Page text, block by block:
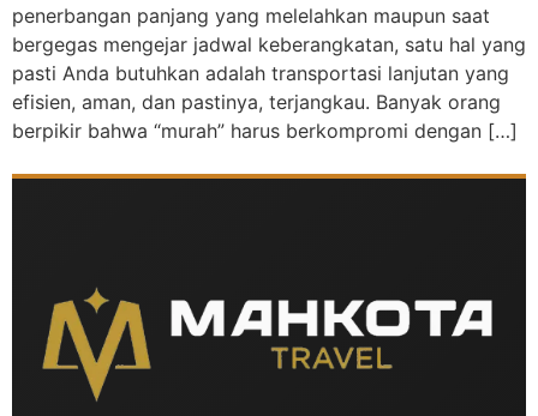
penerbangan panjang yang melelahkan maupun saat
bergegas mengejar jadwal keberangkatan, satu hal yang
pasti Anda butuhkan adalah transportasi lanjutan yang
efisien, aman, dan pastinya, terjangkau. Banyak orang
berpikir bahwa “murah” harus berkompromi dengan […]